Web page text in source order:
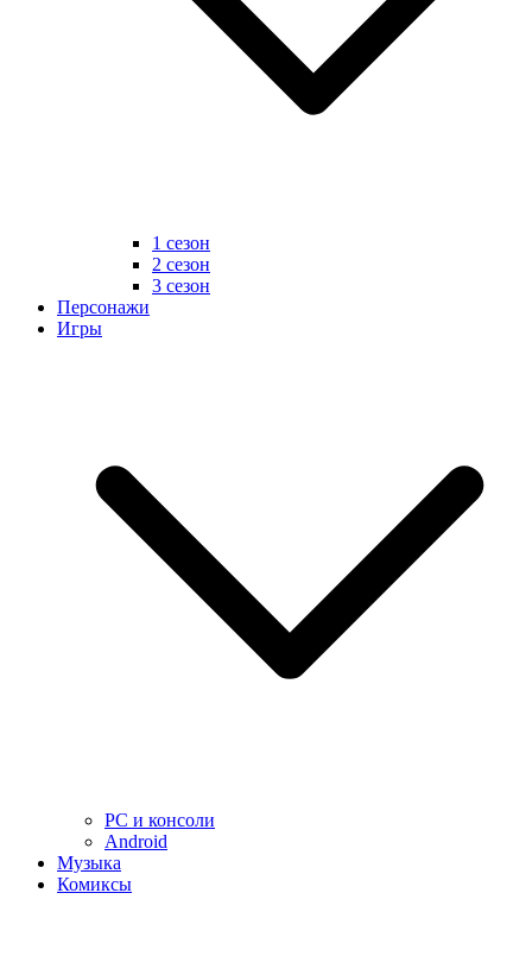
1 сезон
2 сезон
3 сезон
Персонажи
Игры
PC и консоли
Android
Музыка
Комиксы